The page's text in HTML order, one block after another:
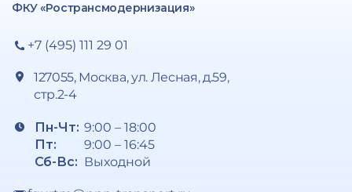
ФКУ «Ространсмодернизация»
+7 (495) 111 29 01
127055, Москва, ул. Лесная, д.59,
стр.2-4
Пн-Чт:
Пт:
Сб-Вс:
9:00 – 18:00
9:00 – 16:45
Выходной